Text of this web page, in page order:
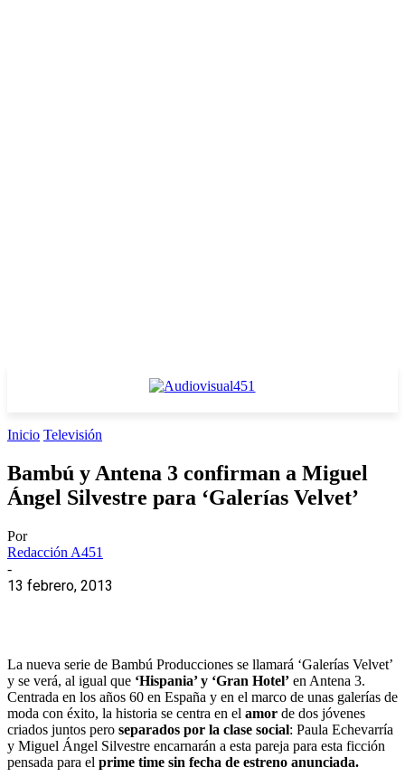
Inicio Televisión
Bambú y Antena 3 confirman a Miguel
Ángel Silvestre para ‘Galerías Velvet’
Por
Redacción A451
-
13 febrero, 2013
La nueva serie de Bambú Producciones se llamará ‘Galerías Velvet’
y se verá, al igual que ‘Hispania’ y ‘Gran Hotel’ en Antena 3.
Centrada en los años 60 en España y en el marco de unas galerías de
moda con éxito, la historia se centra en el amor de dos jóvenes
criados juntos pero separados por la clase social: Paula Echevarría
y Miguel Ángel Silvestre encarnarán a esta pareja para esta ficción
pensada para el prime time sin fecha de estreno anunciada.